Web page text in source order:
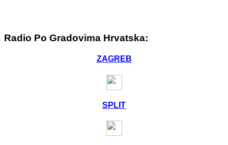
Radio Po Gradovima Hrvatska:
ZAGREB
SPLIT